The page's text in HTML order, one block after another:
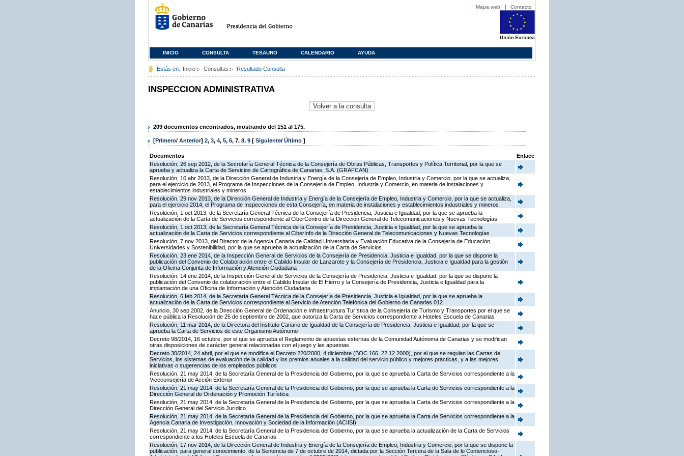
Mapa web Contacto
INICIO CONSULTA TESAURO CALENDARIO AYUDA
Estás en: Inicio Consultas Resultado Consulta
INSPECCION ADMINISTRATIVA
209 documentos encontrados, mostrando del 151 al 175.
[Primero/ Anterior] 2, 3, 4, 5, 6, 7, 8, 9 [ Siguiente/ Último ]
Documentos
Enlace
Resolución, 26 sep 2012, de la Secretaría General Técnica de la Consejería de Obras Públicas, Transportes y Política Territorial, por la que se
aprueba y actualiza la Carta de Servicios de Cartográfica de Canarias, S.A. (GRAFCAN)
Resolución, 10 abr 2013, de la Dirección General de Industria y Energía de la Consejería de Empleo, Industria y Comercio, por la que se actualiza,
para el ejercicio de 2013, el Programa de Inspecciones de la Consejería de Empleo, Industria y Comercio, en materia de instalaciones y
establecimientos industriales y mineros
Resolución, 29 nov 2013, de la Dirección General de Industria y Energía de la Consejería de Empleo, Industria y Comercio, por la que se actualiza,
para el ejercicio 2014, el Programa de Inspecciones de esta Consejería, en materia de instalaciones y establecimientos industriales y mineros
Resolución, 1 oct 2013, de la Secretaría General Técnica de la Consejería de Presidencia, Justicia e Igualdad, por la que se aprueba la
actualización de la Carta de Servicios correspondiente al CiberCentro de la Dirección General de Telecomunicaciones y Nuevas Tecnologías
Resolución, 1 oct 2013, de la Secretaría General Técnica de la Consejería de Presidencia, Justicia e Igualdad, por la que se aprueba la
actualización de la Carta de Servicios correspondiente al CiberInfo de la Dirección General de Telecomunicaciones y Nuevas Tecnologías
Resolución, 7 nov 2013, del Director de la Agencia Canaria de Calidad Universitaria y Evaluación Educativa de la Consejería de Educación,
Universidades y Sostenibilidad, por la que se aprueba la actualización de la Carta de Servicios
Resolución, 23 ene 2014, de la Inspección General de Servicios de la Consejería de Presidencia, Justicia e Igualdad, por la que se dispone la
publicación del Convenio de Colaboración entre el Cabildo Insular de Lanzarote y la Consejería de Presidencia, Justicia e Igualdad para la gestión
de la Oficina Conjunta de Información y Atención Ciudadana
Resolución, 14 ene 2014, de la Inspección General de Servicios de la Consejería de Presidencia, Justicia e Igualdad, por la que se dispone la
publicación del Convenio de colaboración entre el Cabildo Insular de El Hierro y la Consejería de Presidencia, Justicia e Igualdad para la
implantación de una Oficina de Información y Atención Ciudadana
Resolución, 6 feb 2014, de la Secretaría General Técnica de la Consejería de Presidencia, Justicia e Igualdad, por la que se aprueba la
actualización de la Carta de Servicios correspondiente al Servicio de Atención Telefónica del Gobierno de Canarias 012
Anuncio, 30 sep 2002, de la Dirección General de Ordenación e Infraestructura Turística de la Consejería de Turismo y Transportes por el que se
hace pública la Resolución de 25 de septiembre de 2002, que autoriza la Carta de Servicios correspondiente a Hoteles Escuela de Canarias
Resolución, 11 mar 2014, de la Directora del Instituto Canario de Igualdad de la Consejería de Presidencia, Justicia e Igualdad, por la que se
aprueba la Carta de Servicios de este Organismo Autónomo
Decreto 98/2014, 16 octubre, por el que se aprueba el Reglamento de apuestas externas de la Comunidad Autónoma de Canarias y se modifican
otras disposiciones de carácter general relacionadas con el juego y las apuestas
Decreto 30/2014, 24 abril, por el que se modifica el Decreto 220/2000, 4 diciembre (BOC 166, 22.12.2000), por el que se regulan las Cartas de
Servicios, los sistemas de evaluación de la calidad y los premios anuales a la calidad del servicio público y mejores prácticas, y a las mejores
iniciativas o sugerencias de los empleados públicos
Resolución, 21 may 2014, de la Secretaría General de la Presidencia del Gobierno, por la que se aprueba la Carta de Servicios correspondiente a la
Viceconsejería de Acción Exterior
Resolución, 21 may 2014, de la Secretaría General de la Presidencia del Gobierno, por la que se aprueba la Carta de Servicios correspondiente a la
Dirección General de Ordenación y Promoción Turística
Resolución, 21 may 2014, de la Secretaría General de la Presidencia del Gobierno, por la que se aprueba la Carta de Servicios correspondiente a la
Dirección General del Servicio Jurídico
Resolución, 21 may 2014, de la Secretaría General de la Presidencia del Gobierno, por la que se aprueba la Carta de Servicios correspondiente a la
Agencia Canaria de Investigación, Innovación y Sociedad de la Información (ACIISI)
Resolución, 21 may 2014, de la Secretaría General de la Presidencia del Gobierno, por la que se aprueba la actualización de la Carta de Servicios
correspondiente a los Hoteles Escuela de Canarias
Resolución, 17 nov 2014, de la Dirección General de Industria y Energía de la Consejería de Empleo, Industria y Comercio, por la que se dispone la
publicación, para general conocimiento, de la Sentencia de 7 de octubre de 2014, dictada por la Sección Tercera de la Sala de lo Contencioso-